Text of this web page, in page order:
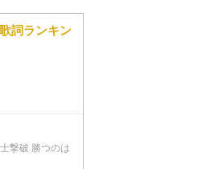
詞ランキン
撃破 勝つのは